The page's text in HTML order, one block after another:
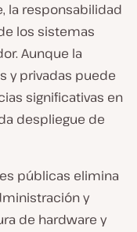
la responsabilidad
los sistemas
Aunque la
y privadas puede
significativas en
despliegue de
públicas elimina
y
de hardware y